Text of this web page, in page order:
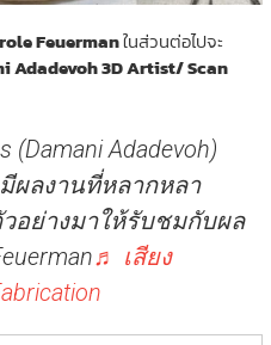
Feuermanในส่วนต่อไปจะ
Adadevoh 3D Artist/ Scan
(Damani Adadevoh)
ผลงานที่หลากหลา
อย่างมาให้รับชมกับผล
♬ เสียง